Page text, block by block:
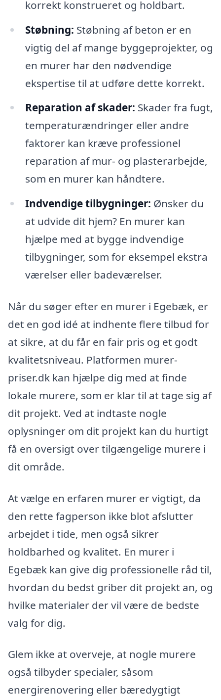
korrekt konstrueret og holdbart.
Støbning: Støbning af beton er en
vigtig del af mange byggeprojekter, og
en murer har den nødvendige
ekspertise til at udføre dette korrekt.
Reparation af skader: Skader fra fugt,
temperaturændringer eller andre
faktorer kan kræve professionel
reparation af mur- og plasterarbejde,
som en murer kan håndtere.
Indvendige tilbygninger: Ønsker du
at udvide dit hjem? En murer kan
hjælpe med at bygge indvendige
tilbygninger, som for eksempel ekstra
værelser eller badeværelser.
Når du søger efter en murer i Egebæk, er
det en god idé at indhente flere tilbud for
at sikre, at du får en fair pris og et godt
kvalitetsniveau. Platformen murer-
priser.dk kan hjælpe dig med at finde
lokale murere, som er klar til at tage sig af
dit projekt. Ved at indtaste nogle
oplysninger om dit projekt kan du hurtigt
få en oversigt over tilgængelige murere i
dit område.
At vælge en erfaren murer er vigtigt, da
den rette fagperson ikke blot afslutter
arbejdet i tide, men også sikrer
holdbarhed og kvalitet. En murer i
Egebæk kan give dig professionelle råd til,
hvordan du bedst griber dit projekt an, og
hvilke materialer der vil være de bedste
valg for dig.
Glem ikke at overveje, at nogle murere
også tilbyder specialer, såsom
energirenovering eller bæredygtigt